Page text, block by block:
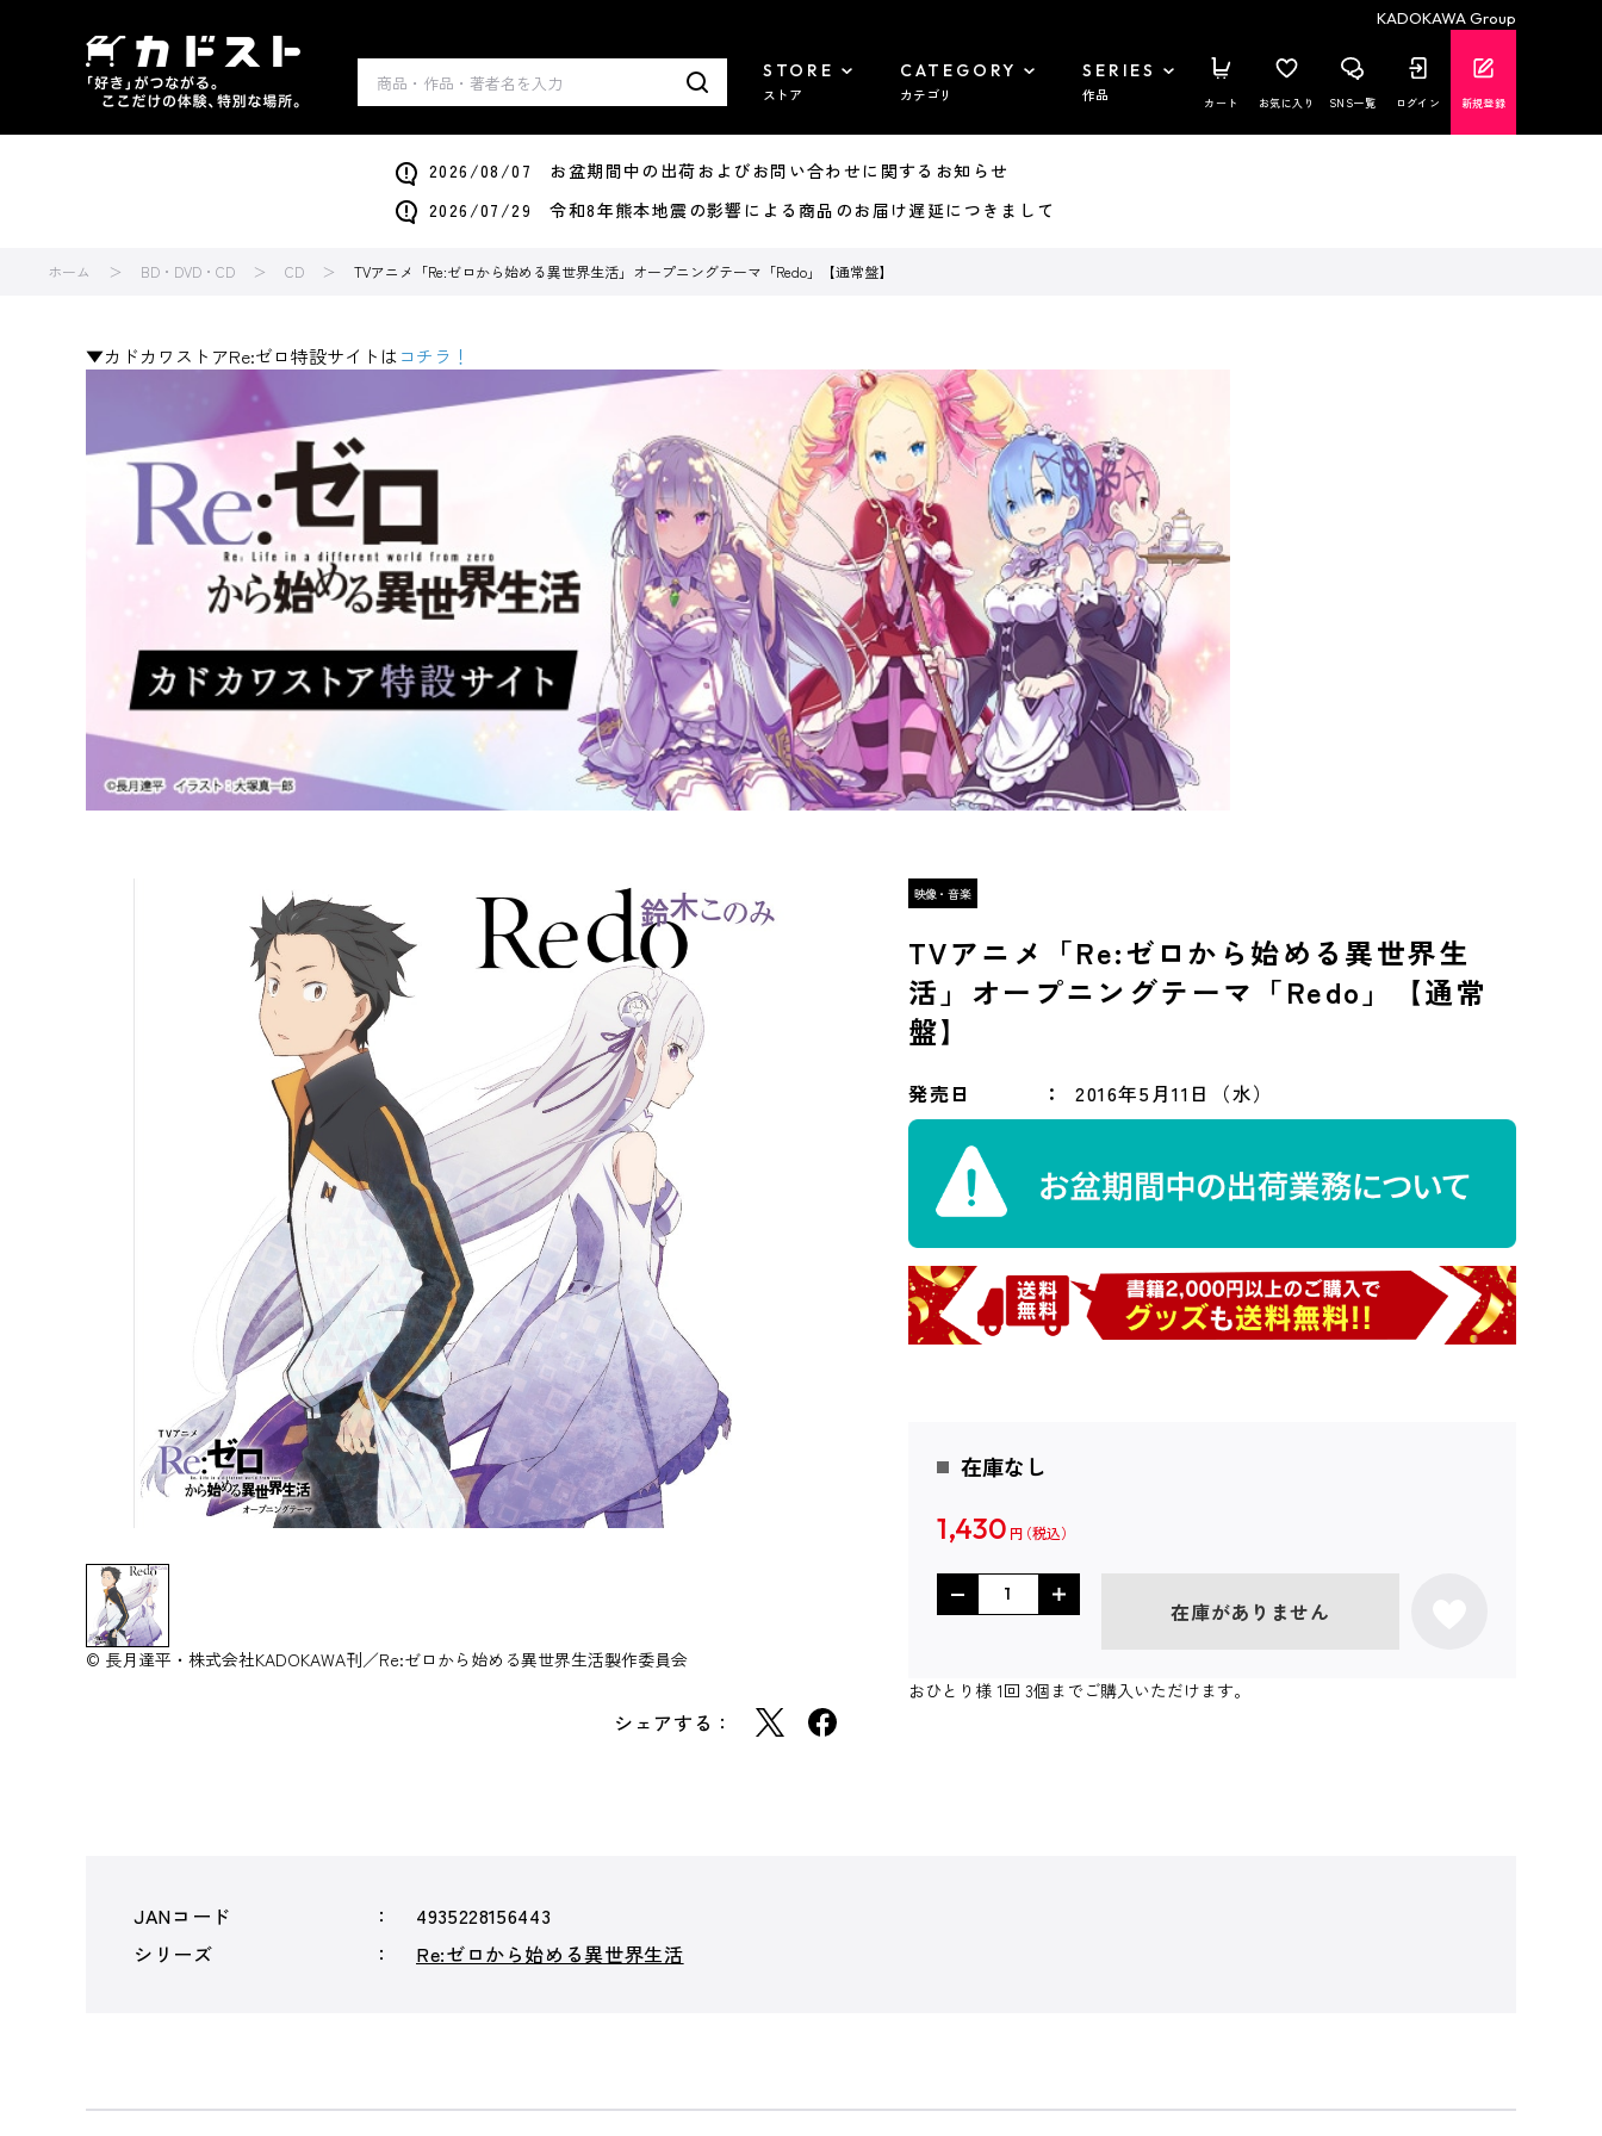
KADOKAWA Group
STORE
ストア
CATEGORY
カテゴリ
SERIES
作品 カート お気に入り SNS一覧 ログイン 新規登録
2026/08/07 お盆期間中の出荷およびお問い合わせに関するお知らせ
2026/07/29 令和8年熊本地震の影響による商品のお届け遅延につきまして
ホーム BD・DVD・CD CD TVアニメ「Re:ゼロから始める異世界生活」オープニングテーマ「Redo」【通常盤】
▼カドカワストアRe:ゼロ特設サイトはコチラ！
© 長月達平・株式会社KADOKAWA刊／Re:ゼロから始める異世界生活製作委員会
シェアする：
TVアニメ「Re:ゼロから始める異世界生
活」オープニングテーマ「Redo」【通常
盤】
発売日 2016年5月11日（水）
在庫なし
1,430 円
在庫がありません
おひとり様 1回 3個までご購入いただけます。
JANコード
4935228156443
シリーズ
Re:ゼロから始める異世界生活